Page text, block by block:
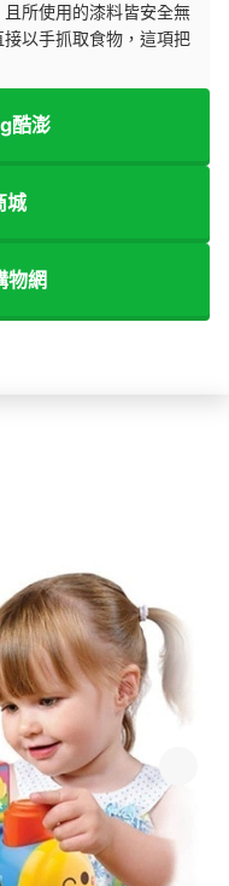
所使用的漆料皆安全無
以手抓取食物，這項把
酷澎
城
物網